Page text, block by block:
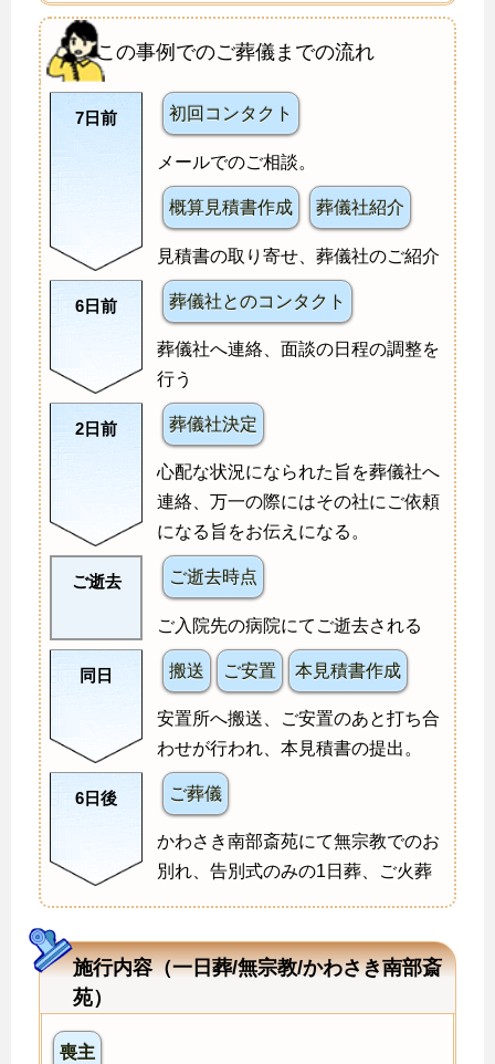
この事例でのご葬儀までの流れ
7日前 初回コンタクト
メールでのご相談。
概算見積書作成 葬儀社紹介
見積書の取り寄せ、葬儀社のご紹介
6日前 葬儀社とのコンタクト
葬儀社へ連絡、面談の日程の調整を
行う
2日前 葬儀社決定
心配な状況になられた旨を葬儀社へ
連絡、万一の際にはその社にご依頼
になる旨をお伝えになる。
ご逝去 ご逝去時点
ご入院先の病院にてご逝去される
同日 搬送 ご安置 本見積書作成
安置所へ搬送、ご安置のあと打ち合
わせが行われ、本見積書の提出。
6日後 ご葬儀
かわさき南部斎苑にて無宗教でのお
別れ、告別式のみの1日葬、ご火葬
施行内容（一日葬/無宗教/かわさき南部斎
苑）
喪主